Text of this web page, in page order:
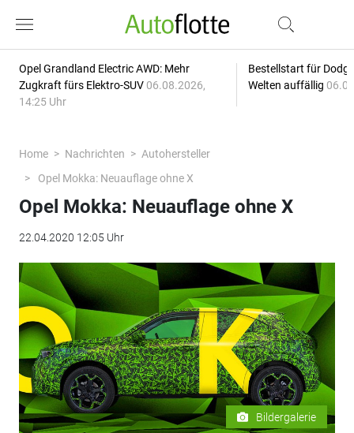
Opel Grandland Electric AWD: Mehr
Zugkraft fürs Elektro-SUV 06.08.2026,
14:25 Uhr
Bestellstart für
Welten auffällig
Home Nachrichten
Autohersteller
Opel Mokka: Neuauflage ohne X
Opel Mokka: Neuauflage ohne X
22.04.2020 12:05 Uhr
Bildergalerie